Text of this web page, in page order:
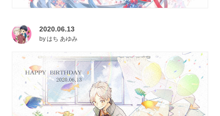
2020.06.13
byはち あゆみ